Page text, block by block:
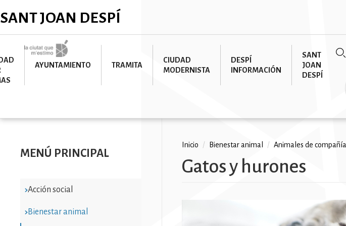
al
SANT JOAN DESPÍ
Imatge
AYUNTAMIENTO TRAMITA
CIUDAD
MODERNISTA
DESPÍ
INFORMACIÓN
SANT
JOAN
DESPÍ
MENÚ PRINCIPAL
Acción social
Bienestar animal
Ruta
de
navegación
Inicio / Bienestar animal / Animales de compañía
Gatos y hurones